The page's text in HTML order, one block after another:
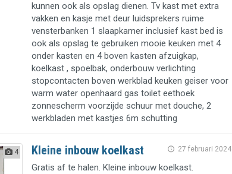
kunnen ook als opslag dienen. Tv kast met extra
vakken en kasje met deur luidsprekers ruime
vensterbanken 1 slaapkamer inclusief kast bed is
ook als opslag te gebruiken mooie keuken met 4
onder kasten en 4 boven kasten afzuigkap,
koelkast , spoelbak, onderbouw verlichting
stopcontacten boven werkblad keuken geiser voor
warm water openhaard gas toilet eethoek
zonnescherm voorzijde schuur met douche, 2
werkbladen met kastjes 6m schutting
4 27 februari 2024
Kleine inbouw koelkast
Gratis af te halen. Kleine inbouw koelkast.